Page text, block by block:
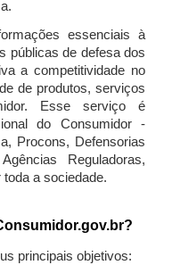
essenciais à
públicas de defesa dos
a competitividade no
de produtos, serviços
Esse serviço é
do Consumidor -
Procons, Defensorias
Reguladoras,
a sociedade.
principais objetivos: